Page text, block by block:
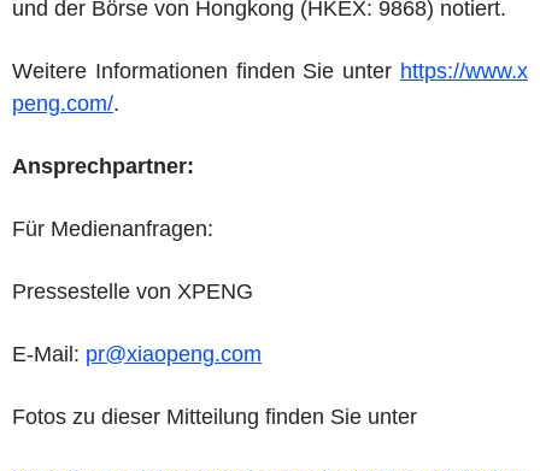
und der Börse von Hongkong (HKEX: 9868) notiert.
Weitere Informationen finden Sie unter https://www.x
peng.com/.
Ansprechpartner:
Für Medienanfragen:
Pressestelle von XPENG
E-Mail: pr@xiaopeng.com
Fotos zu dieser Mitteilung finden Sie unter